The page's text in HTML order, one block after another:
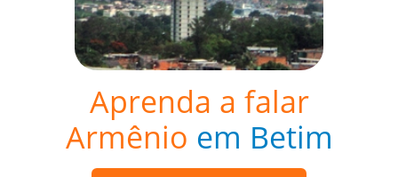
Aprenda a falar
Armênio em Betim